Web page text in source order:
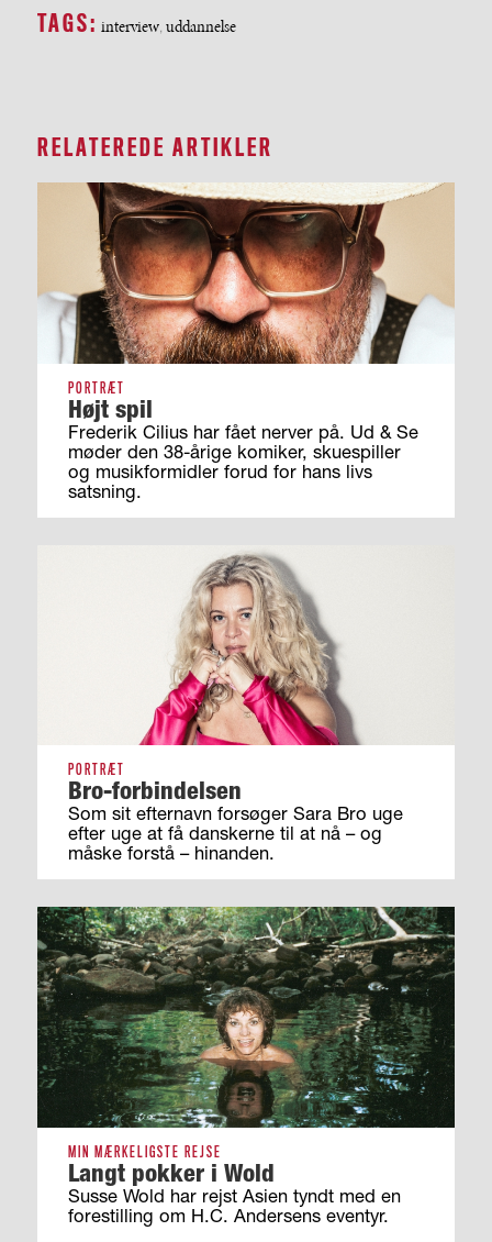
TAGS: interview, uddannelse
RELATEREDE ARTIKLER
PORTRÆT
Højt spil
Frederik Cilius har fået nerver på. Ud & Se
møder den 38-årige komiker, skuespiller
og musikformidler forud for hans livs
satsning.
PORTRÆT
Bro-forbindelsen
Som sit efternavn forsøger Sara Bro uge
efter uge at få danskerne til at nå – og
måske forstå – hinanden.
MIN MÆRKELIGSTE REJSE
Langt pokker i Wold
Susse Wold har rejst Asien tyndt med en
forestilling om H.C. Andersens eventyr.